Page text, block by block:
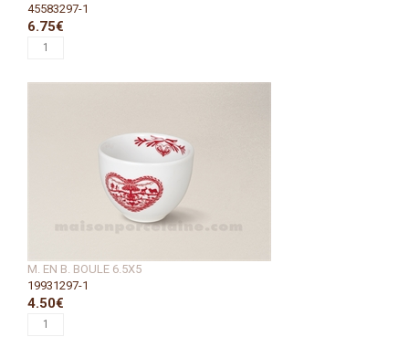
45583297-1
6.75€
M. EN B. BOULE 6.5X5
19931297-1
4.50€